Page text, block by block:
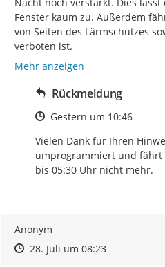
Nacht noch verstärkt. Dies
Fenster kaum zu. Außerdem
von Seiten des Lärmschutzes
verboten ist.
Mehr anzeigen
Rückmeldung
Zeitpunkt des Erstellens
Gestern um 10:46
Vielen Dank für Ihren
umprogrammiert und fährt
bis 05:30 Uhr nicht mehr.
Anonym
Zeitpunkt des Erstellens
Zeitpunkt des Erstellens
28. Juli um 08:23Zur Äußerung